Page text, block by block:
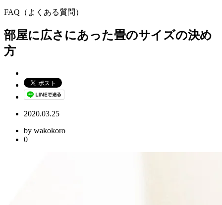
FAQ（よくある質問）
部屋に広さにあった畳のサイズの決め
方
2020.03.25
by wakokoro
0